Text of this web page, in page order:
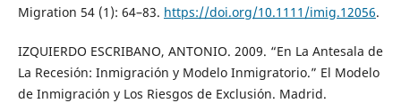
Migration 54 (1): 64–83. https://doi.org/10.1111/imig.12056.
IZQUIERDO ESCRIBANO, ANTONIO. 2009. “En La Antesala de
La Recesión: Inmigración y Modelo Inmigratorio.” El Modelo
de Inmigración y Los Riesgos de Exclusión. Madrid.